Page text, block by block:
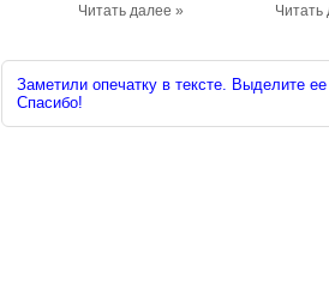
Читать далее » Читать
Заметили опечатку в тексте. Выделите
Спасибо!